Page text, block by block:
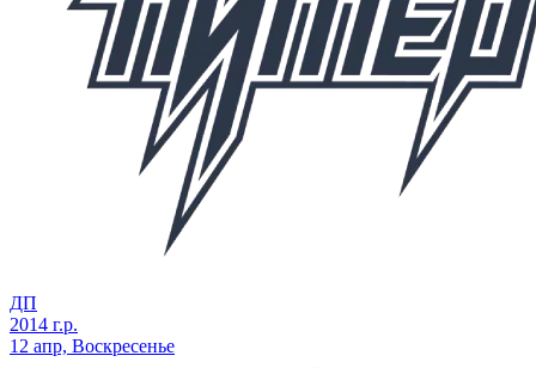
ДП
2014 г.р.
12 апр, Воскресенье